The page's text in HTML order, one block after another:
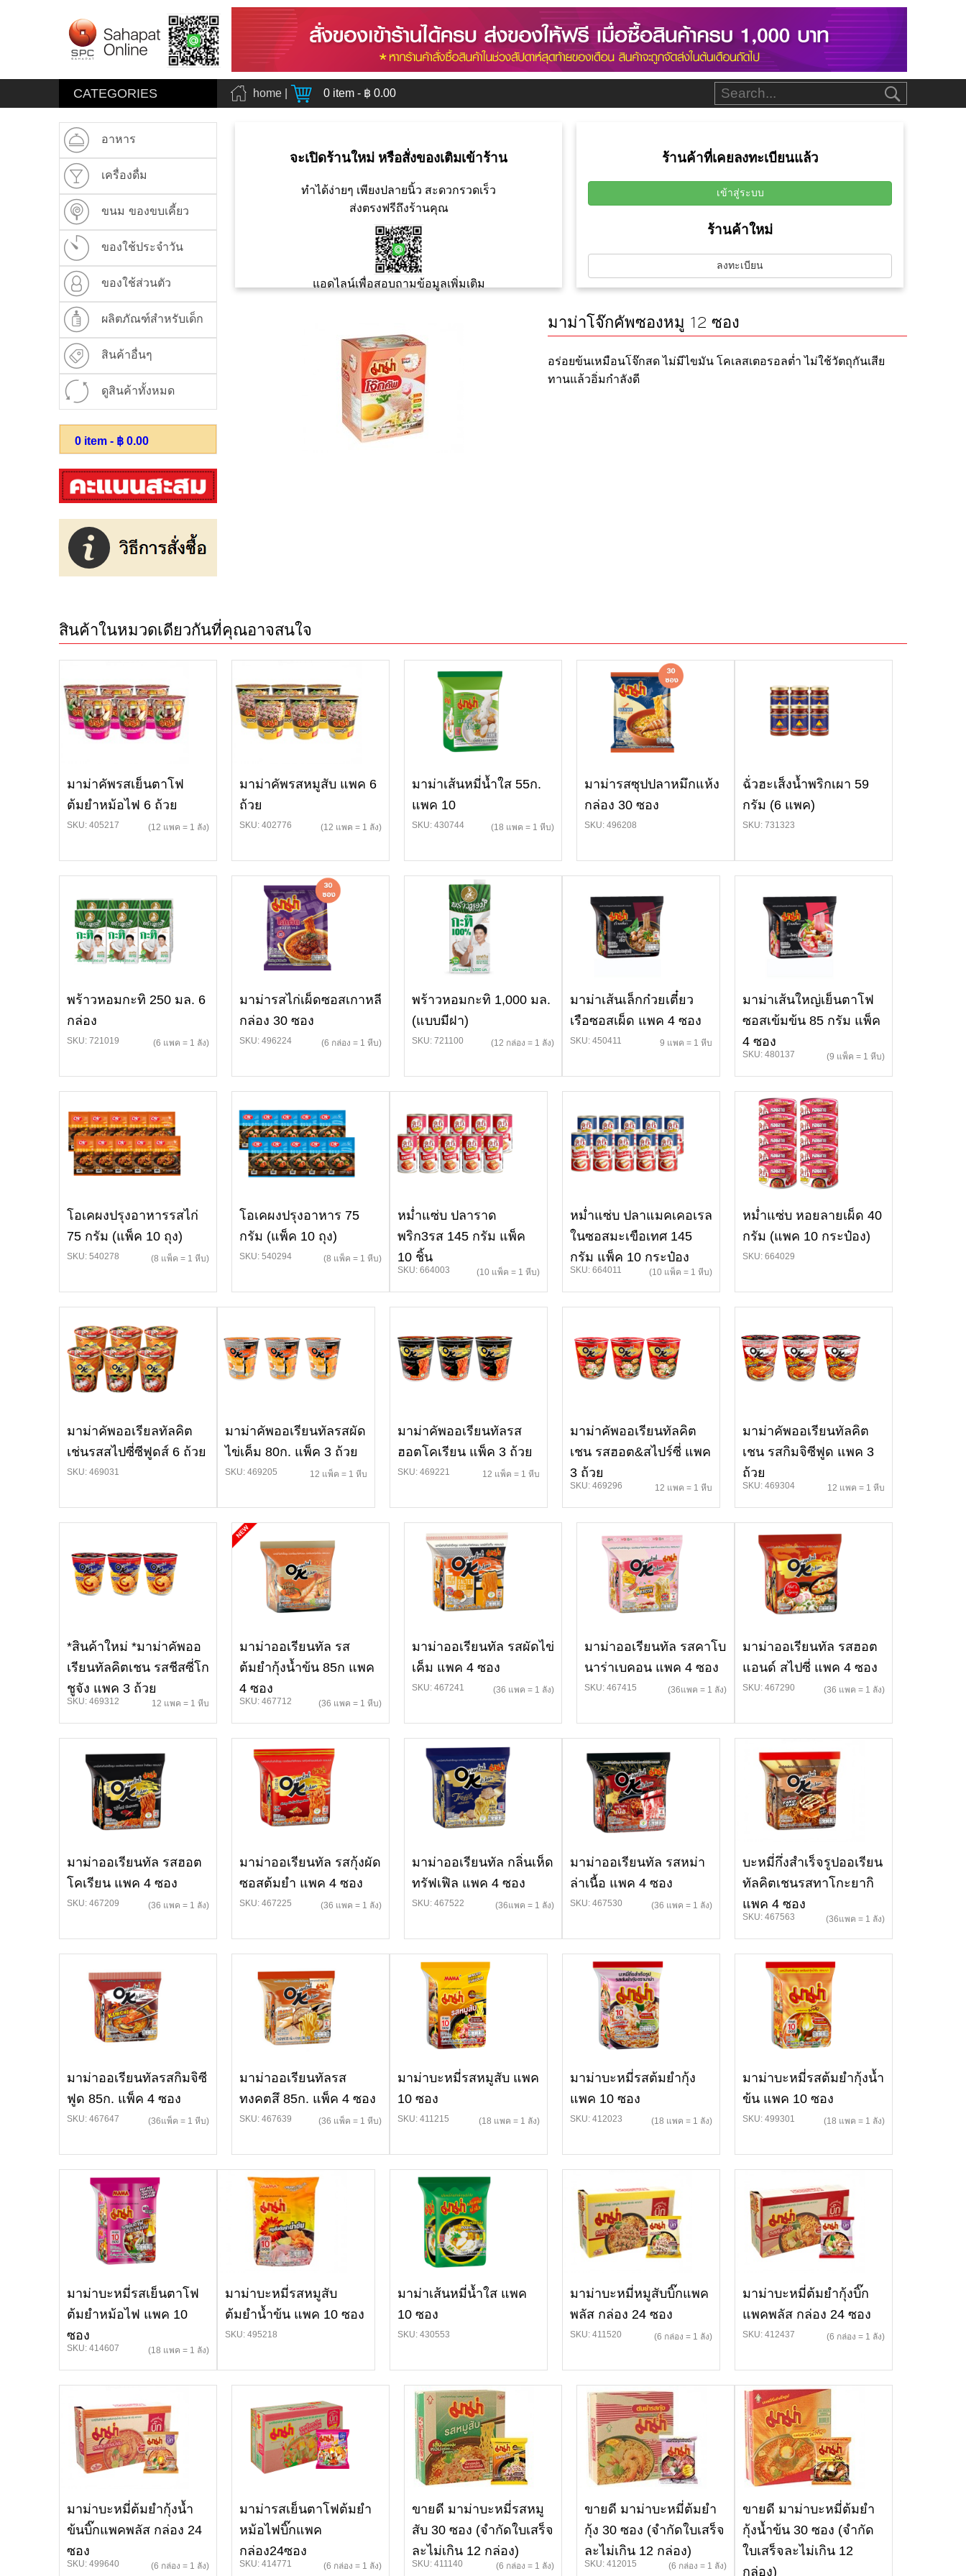
CATEGORIES home 0 item - ฿ 0.00
อาหาร
เครื่องดื่ม
ขนม ของขบเคี้ยว
ของใช้ประจำวัน
ของใช้ส่วนตัว
ผลิตภัณฑ์สำหรับเด็ก
สินค้าอื่นๆ
ดูสินค้าทั้งหมด
0 item - ฿ 0.00
จะเปิดร้านใหม่ หรือสั่งของเติมเข้าร้าน
ทำได้ง่ายๆ เพียงปลายนิ้ว สะดวกรวดเร็ว
ส่งตรงฟรีถึงร้านคุณ
แอดไลน์เพื่อสอบถามข้อมูลเพิ่มเติม
ร้านค้าที่เคยลงทะเบียนแล้ว
เข้าสู่ระบบ
ร้านค้าใหม่
ลงทะเบียน
มาม่าโจ๊กคัพซองหมู 12 ซอง
อร่อยข้นเหมือนโจ๊กสด ไม่มีไขมัน โคเลสเตอรอลต่ำ ไม่ใช้วัตถุกันเสีย
ทานแล้วอิ่มกำลังดี
สินค้าในหมวดเดียวกันที่คุณอาจสนใจ
มาม่าคัพรสเย็นตาโฟ
ต้มยำหม้อไฟ 6 ถ้วย
SKU: 405217 (12 แพค = 1 ลัง)
มาม่าคัพรสหมูสับ แพค 6
ถ้วย
SKU: 402776 (12 แพค = 1 ลัง)
มาม่าเส้นหมี่น้ำใส 55ก.
แพค 10
SKU: 430744 (18 แพค = 1 หีบ)
มาม่ารสซุปปลาหมึกแห้ง
กล่อง 30 ซอง
SKU: 496208
ฉั่วฮะเส็งน้ำพริกเผา 59
กรัม (6 แพค)
SKU: 731323
พร้าวหอมกะทิ 250 มล. 6
กล่อง
SKU: 721019 (6 แพค = 1 ลัง)
มาม่ารสไก่เผ็ดซอสเกาหลี
กล่อง 30 ซอง
SKU: 496224 (6 กล่อง = 1 หีบ)
พร้าวหอมกะทิ 1,000 มล.
(แบบมีฝา)
SKU: 721100 (12 กล่อง = 1 ลัง)
มาม่าเส้นเล็กก๋วยเตี๋ยว
เรือซอสเผ็ด แพค 4 ซอง
SKU: 450411 9 แพค = 1 หีบ
มาม่าเส้นใหญ่เย็นตาโฟ
ซอสเข้มข้น 85 กรัม แพ็ค
4 ซอง
SKU: 480137 (9 แพ็ค = 1 หีบ)
โอเคผงปรุงอาหารรสไก่
75 กรัม (แพ็ค 10 ถุง)
SKU: 540278 (8 แพ็ค = 1 หีบ)
โอเคผงปรุงอาหาร 75
กรัม (แพ็ค 10 ถุง)
SKU: 540294 (8 แพ็ค = 1 หีบ)
หม่ำแซ่บ ปลาราด
พริก3รส 145 กรัม แพ็ค
10 ชิ้น
SKU: 664003 (10 แพ็ค = 1 หีบ)
หม่ำแซ่บ ปลาแมคเคอเรล
ในซอสมะเขือเทศ 145
กรัม แพ็ค 10 กระป๋อง
SKU: 664011 (10 แพ็ค = 1 หีบ)
หม่ำแซ่บ หอยลายเผ็ด 40
กรัม (แพค 10 กระป๋อง)
SKU: 664029
มาม่าคัพออเรียลทัลคิต
เช่นรสสไปซี่ซีฟูดส์ 6 ถ้วย
SKU: 469031
มาม่าคัพออเรียนทัลรสผัด
ไข่เค็ม 80ก. แพ็ค 3 ถ้วย
SKU: 469205 12 แพ็ค = 1 หีบ
มาม่าคัพออเรียนทัลรส
ฮอตโคเรียน แพ็ค 3 ถ้วย
SKU: 469221 12 แพ็ค = 1 หีบ
มาม่าคัพออเรียนทัลคิต
เชน รสฮอต&สไปร์ซี่ แพค
3 ถ้วย
SKU: 469296 12 แพค = 1 หีบ
มาม่าคัพออเรียนทัลคิต
เชน รสกิมจิซีฟูด แพค 3
ถ้วย
SKU: 469304 12 แพค = 1 หีบ
*สินค้าใหม่ *มาม่าคัพออ
เรียนทัลคิตเชน รสชีสซี่โก
ชูจัง แพค 3 ถ้วย
SKU: 469312 12 แพค = 1 หีบ
มาม่าออเรียนทัล รส
ต้มยำกุ้งน้ำข้น 85ก แพค
4 ซอง
SKU: 467712 (36 แพค = 1 หีบ)
มาม่าออเรียนทัล รสผัดไข่
เค็ม แพค 4 ซอง
SKU: 467241 (36 แพค = 1 ลัง)
มาม่าออเรียนทัล รสคาโบ
นาร่าเบคอน แพค 4 ซอง
SKU: 467415 (36แพค = 1 ลัง)
มาม่าออเรียนทัล รสฮอต
แอนด์ สไปซี่ แพค 4 ซอง
SKU: 467290 (36 แพค = 1 ลัง)
มาม่าออเรียนทัล รสฮอต
โคเรียน แพค 4 ซอง
SKU: 467209 (36 แพค = 1 ลัง)
มาม่าออเรียนทัล รสกุ้งผัด
ซอสต้มยำ แพค 4 ซอง
SKU: 467225 (36 แพค = 1 ลัง)
มาม่าออเรียนทัล กลิ่นเห็ด
ทรัฟเฟิล แพค 4 ซอง
SKU: 467522 (36แพค = 1 ลัง)
มาม่าออเรียนทัล รสหม่า
ล่าเนื้อ แพค 4 ซอง
SKU: 467530 (36 แพค = 1 ลัง)
บะหมี่กึ่งสำเร็จรูปออเรียน
ทัลคิตเชนรสทาโกะยากิ
แพค 4 ซอง
SKU: 467563 (36แพค = 1 ลัง)
มาม่าออเรียนทัลรสกิมจิซี
ฟูด 85ก. แพ็ค 4 ซอง
SKU: 467647 (36แพ็ค = 1 หีบ)
มาม่าออเรียนทัลรส
ทงคตสึ 85ก. แพ็ค 4 ซอง
SKU: 467639 (36 แพ็ค = 1 หีบ)
มาม่าบะหมี่รสหมูสับ แพค
10 ซอง
SKU: 411215 (18 แพค = 1 ลัง)
มาม่าบะหมี่รสต้มยำกุ้ง
แพค 10 ซอง
SKU: 412023 (18 แพค = 1 ลัง)
มาม่าบะหมี่รสต้มยำกุ้งน้ำ
ข้น แพค 10 ซอง
SKU: 499301 (18 แพค = 1 ลัง)
มาม่าบะหมี่รสเย็นตาโฟ
ต้มยำหม้อไฟ แพค 10
ซอง
SKU: 414607 (18 แพค = 1 ลัง)
มาม่าบะหมี่รสหมูสับ
ต้มยำน้ำข้น แพค 10 ซอง
SKU: 495218
มาม่าเส้นหมี่น้ำใส แพค
10 ซอง
SKU: 430553
มาม่าบะหมี่หมูสับบิ๊กแพค
พลัส กล่อง 24 ซอง
SKU: 411520 (6 กล่อง = 1 ลัง)
มาม่าบะหมี่ต้มยำกุ้งบิ๊ก
แพคพลัส กล่อง 24 ซอง
SKU: 412437 (6 กล่อง = 1 ลัง)
มาม่าบะหมี่ต้มยำกุ้งน้ำ
ข้นบิ๊กแพคพลัส กล่อง 24
ซอง
SKU: 499640 (6 กล่อง = 1 ลัง)
มาม่ารสเย็นตาโฟต้มยำ
หม้อไฟบิ๊กแพค
กล่อง24ซอง
SKU: 414771 (6 กล่อง = 1 ลัง)
ขายดี มาม่าบะหมี่รสหมู
สับ 30 ซอง (จำกัดใบเสร็จ
ละไม่เกิน 12 กล่อง)
SKU: 411140 (6 กล่อง = 1 ลัง)
ขายดี มาม่าบะหมี่ต้มยำ
กุ้ง 30 ซอง (จำกัดใบเสร็จ
ละไม่เกิน 12 กล่อง)
SKU: 412015 (6 กล่อง = 1 ลัง)
ขายดี มาม่าบะหมี่ต้มยำ
กุ้งน้ำข้น 30 ซอง (จำกัด
ใบเสร็จละไม่เกิน 12
กล่อง)